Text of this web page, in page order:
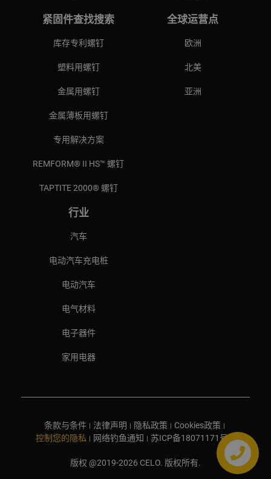
紧固件查找搜索
库存专利螺钉
塑料用螺钉
金属用螺钉
金属薄板用螺钉
专用解决方案
REMFORM® II HS™ 螺钉
TAPTITE 2000® 螺钉
行业
汽车
电动汽车充电桩
电动汽车
电气材料
电子器件
家用电器
全球运营点
欧洲
北美
亚洲
条款与条件 | 法律声明 | 隐私政策 | Cookies政策 |
控制您的隐私 | 网络钓鱼通知 | 苏ICP备18071171号-1
版权 @2019-2026 CELO. 版权所有.